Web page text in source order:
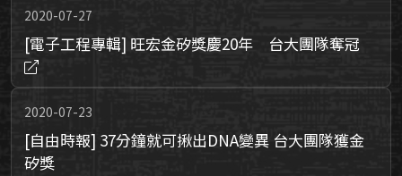
2020-07-27
[電子工程專輯] 旺宏金矽獎慶20年 台大團隊奪冠
2020-07-23
[自由時報] 37分鐘就可揪出DNA變異 台大團隊獲金
矽獎